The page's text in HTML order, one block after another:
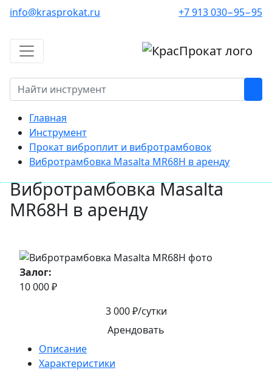
info@krasprokat.ru +7 913 030−95−95
Главная
Инструмент
Прокат виброплит и вибротрамбовок
Вибротрамбовка Masalta MR68H в аренду
Вибротрамбовка Masalta
MR68H в аренду
Залог:
10 000 ₽
3 000 ₽/сутки
Арендовать
Описание
Характеристики